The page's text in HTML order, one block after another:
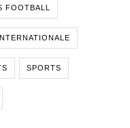
FOOTBALL
SPORTS